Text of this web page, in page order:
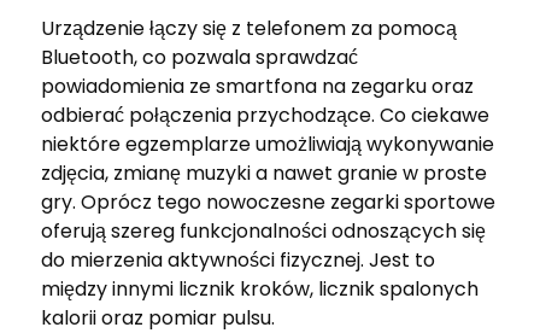
Urządzenie łączy się z telefonem za pomocą
Bluetooth, co pozwala sprawdzać
powiadomienia ze smartfona na zegarku oraz
odbierać połączenia przychodzące. Co ciekawe
niektóre egzemplarze umożliwiają wykonywanie
zdjęcia, zmianę muzyki a nawet granie w proste
gry. Oprócz tego nowoczesne zegarki sportowe
oferują szereg funkcjonalności odnoszących się
do mierzenia aktywności fizycznej. Jest to
między innymi licznik kroków, licznik spalonych
kalorii oraz pomiar pulsu.